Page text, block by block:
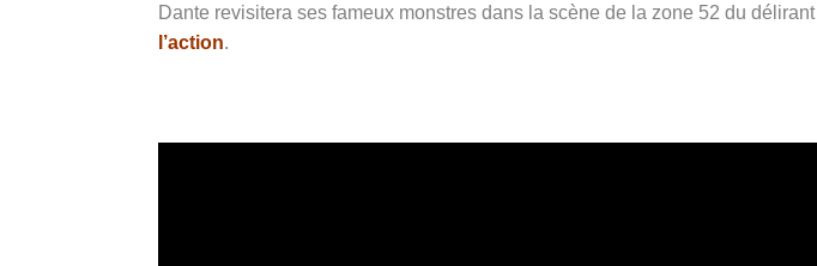
Dante revisitera ses fameux monstres dans la scène de la zone 52 du délirant
l’action.